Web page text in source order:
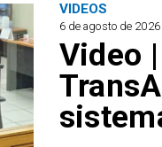
VIDEOS
6 de agosto de 2026
Video